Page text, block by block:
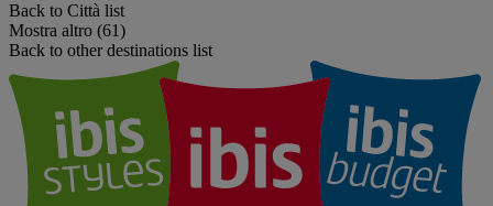
Back to Città list
Mostra altro (61)
Back to other destinations list